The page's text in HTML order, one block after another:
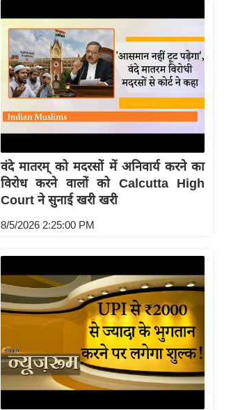
वंदे मातरम् को मदरसों में अनिवार्य करने का
विरोध करने वालों को Calcutta High
Court ने सुनाई खरी खरी
8/5/2026 2:25:00 PM